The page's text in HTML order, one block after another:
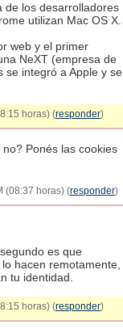
de los desarrolladores
utilizan Mac OS X.
web y el primer
NeXT (empresa de
se integró a Apple y se
horas) (responder)
Ponés las cookies
(08:37 horas) (responder)
es que
hacen remotamente,
tu identidad.
horas) (responder)